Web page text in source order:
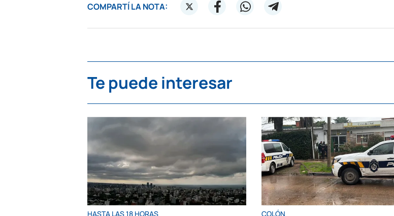
COMPARTÍ LA NOTA:
Te puede interesar
HASTA LAS 18 HORAS COLÓN